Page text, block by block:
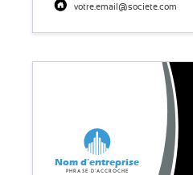
votre.email@societe.com
Nom d'entreprise
Phrase d'accroche